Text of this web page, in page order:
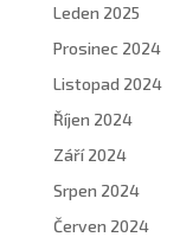
Leden 2025
Prosinec 2024
Listopad 2024
Říjen 2024
Září 2024
Srpen 2024
Červen 2024